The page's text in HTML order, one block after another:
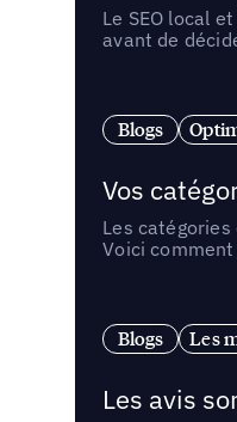
Le SEO local
avant de
Blogs
Vos
Les
Voici
Blogs Les
Les avis